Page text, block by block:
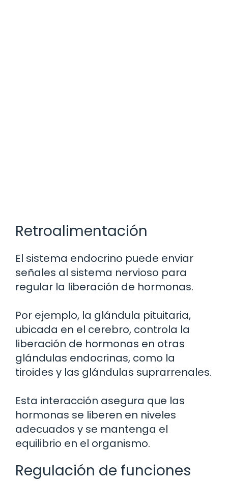
Retroalimentación
El sistema endocrino puede enviar
señales al sistema nervioso para
regular la liberación de hormonas.
Por ejemplo, la glándula pituitaria,
ubicada en el cerebro, controla la
liberación de hormonas en otras
glándulas endocrinas, como la
tiroides y las glándulas suprarrenales.
Esta interacción asegura que las
hormonas se liberen en niveles
adecuados y se mantenga el
equilibrio en el organismo.
Regulación de funciones